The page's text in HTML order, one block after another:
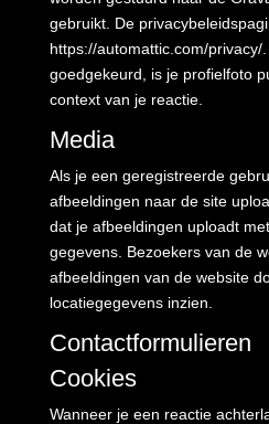
gebruikt. De
https://automattic.com/privacy/
goedgekeurd, is je profielfoto
context van je reactie.
Media
Als je een geregistreerde
afbeeldingen naar de site
dat je afbeeldingen uploadt
gegevens. Bezoekers van de
afbeeldingen van de website
locatiegegevens inzien.
Contactformulieren
Cookies
Wanneer je een reactie